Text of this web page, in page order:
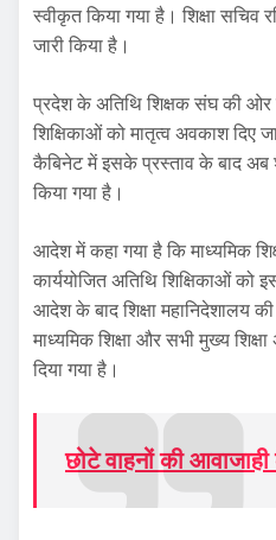
स्वीकृत किया गया है। शिक्षा
जारी किया है।
प्रदेश के अतिथि शिक्षक संघ की
शिक्षिकाओं को मातृत्व अवकाश दिए
कैबिनेट में इसके प्रस्ताव के बाद
किया गया है।
आदेश में कहा गया है कि माध्यमिक
कार्ययोजित अतिथि शिक्षिकाओं को
आदेश के बाद शिक्षा महानिदेशालय
माध्यमिक शिक्षा और सभी मुख्य शिक्षा
दिया गया है।
छोटे वाहनों की